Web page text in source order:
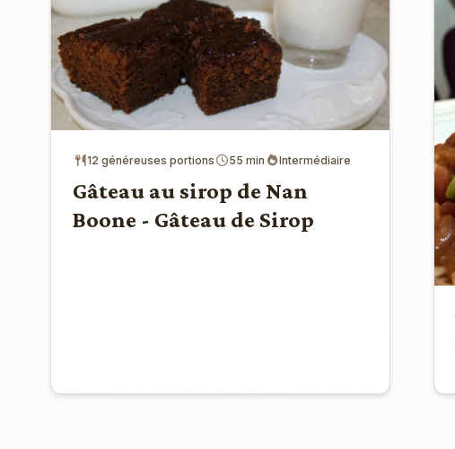
12 généreuses portions 55 min Intermédiaire
Gâteau au sirop de Nan
Boone - Gâteau de Sirop